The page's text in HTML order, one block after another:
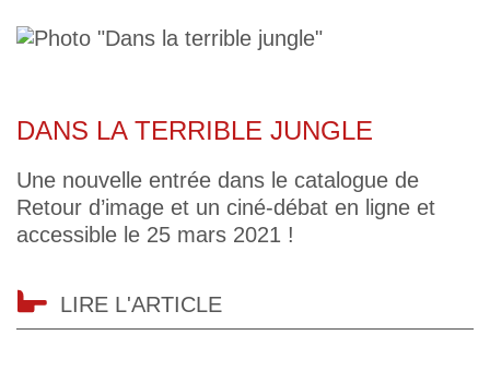
DANS LA TERRIBLE JUNGLE
Une nouvelle entrée dans le catalogue de
Retour d’image et un ciné-débat en ligne et
accessible le 25 mars 2021 !
LIRE L'ARTICLE